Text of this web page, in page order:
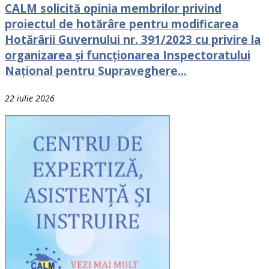
CALM solicită opinia membrilor privind
proiectul de hotărâre pentru modificarea
Hotărârii Guvernului nr. 391/2023 cu privire la
organizarea și funcționarea Inspectoratului
Național pentru Supraveghere...
22 iulie 2026